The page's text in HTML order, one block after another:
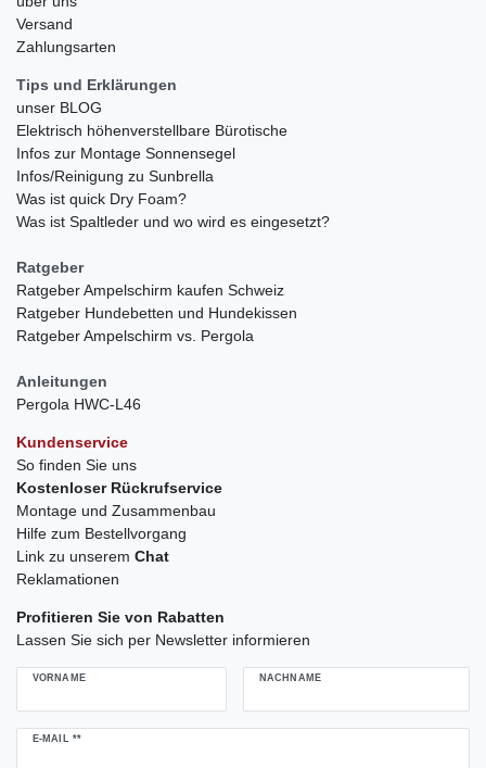
Versand
Zahlungsarten
Tips und Erklärungen
unser BLOG
Elektrisch höhenverstellbare Bürotische
Infos zur Montage Sonnensegel
Infos/Reinigung zu Sunbrella
Was ist quick Dry Foam?
Was ist Spaltleder und wo wird es eingesetzt?
Ratgeber
Ratgeber Ampelschirm kaufen Schweiz
Ratgeber Hundebetten und Hundekissen
Ratgeber Ampelschirm vs. Pergola
Anleitungen
Pergola HWC-L46
Kundenservice
So finden Sie uns
Kostenloser Rückrufservice
Montage und Zusammenbau
Hilfe zum Bestellvorgang
Link zu unserem Chat
Reklamationen
Profitieren Sie von Rabatten
Lassen Sie sich per Newsletter informieren
VORNAME NACHNAME
E-MAIL **
Newsletter